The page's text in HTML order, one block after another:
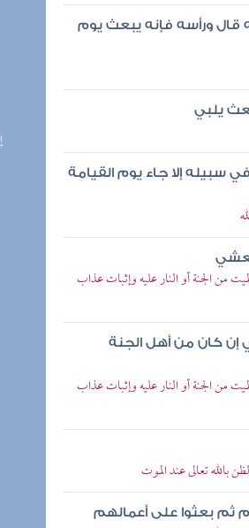
ورأسه فإنه يبعث يوم
يلبي
سبيله إلا جاء يوم القيامة
الجنة أو النار عليه وإثبات عذاب
إن كان من أهل الجنة
الجنة أو النار عليه وإثبات عذاب
تعالى عند الموت
ثم بعثوا على أعمالهم